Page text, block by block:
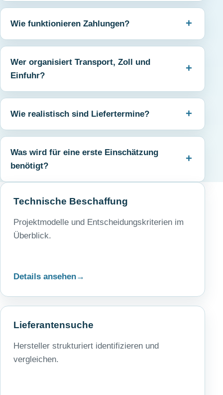
Wie funktionieren Zahlungen?
Wer organisiert Transport, Zoll und
Einfuhr?
Wie realistisch sind Liefertermine?
Was wird für eine erste Einschätzung
benötigt?
Technische Beschaffung
Projektmodelle und Entscheidungskriterien im
Überblick.
Details ansehen
Lieferantensuche
Hersteller strukturiert identifizieren und
vergleichen.